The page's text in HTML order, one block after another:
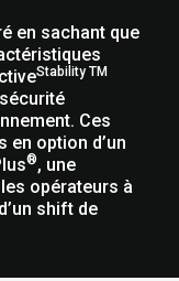
en sachant que
Stability TM
Ces
en option d’un
®, une
opérateurs à
shift de